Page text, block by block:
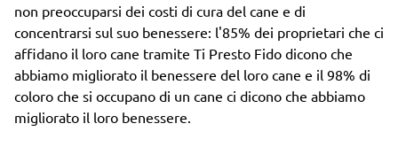
non preoccuparsi dei costi di cura del cane e di
concentrarsi sul suo benessere: l'85% dei proprietari che ci
affidano il loro cane tramite Ti Presto Fido dicono che
abbiamo migliorato il benessere del loro cane e il 98% di
coloro che si occupano di un cane ci dicono che abbiamo
migliorato il loro benessere.